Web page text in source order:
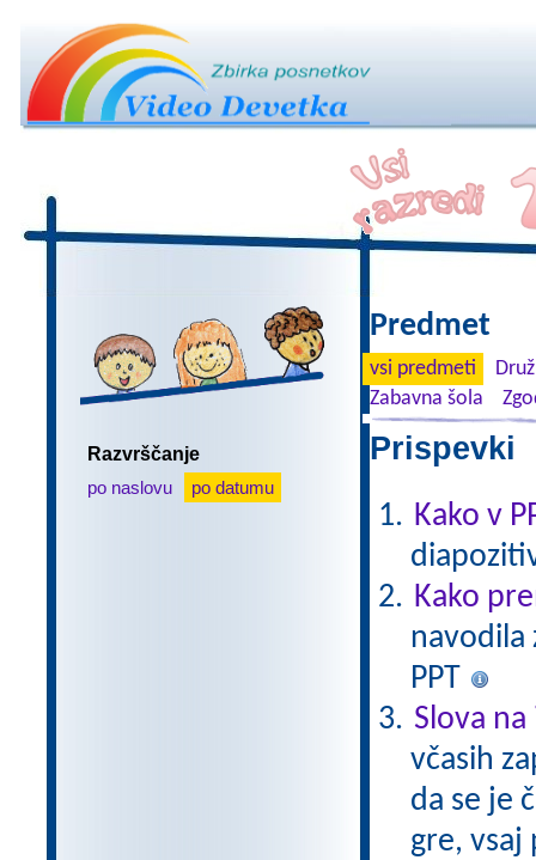
Razvrščanje
po naslovu
po datumu
Predmet
vsi predmeti
Zabavna šola
Prispevki
Kako v
Kako
navodila
PPT
Slova na
včasih
da se je
gre, vsaj